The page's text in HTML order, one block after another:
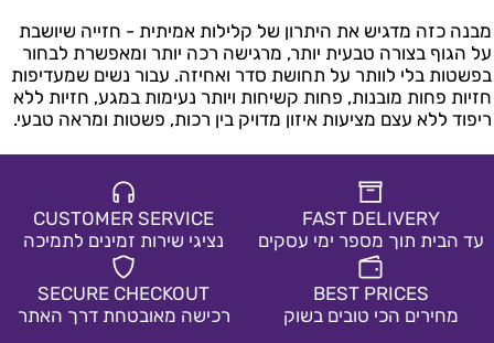
לבן
בחרי צבע:
בז'
מבנה כזה מדגיש את היתרון של קלילות אמיתית - חזייה שיושבת
על הגוף בצורה טבעית יותר, מרגישה רכה יותר ומאפשרת לבחור
בפשטות בלי לוותר על תחושת סדר ואחיזה. עבור נשים שמעדיפות
חזיות פחות מובנות, פחות קשיחות ויותר נעימות במגע, חזיות ללא
ריפוד ללא עצם מציעות איזון מדויק בין רכות, פשטות ומראה טבעי.
FAST DELIVERY
עד הבית תוך מספר ימי עסקים
CUSTOMER SERVICE
נציגי שירות זמינים לתמיכה
BEST PRICES
מחירים הכי טובים בשוק
SECURE CHECKOUT
רכישה מאובטחת דרך האתר